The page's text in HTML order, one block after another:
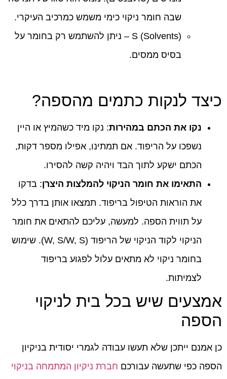
שבה חומר ניקוי כימי משמש כמרכיב העיקרי.
S (Solvents) – ניתן להשתמש רק בחומר על
בסיס ממסים.
כיצד לנקות כתמים מהספה?
נקו את הכתם במהירות: נקו מיד כשהמיץ או היין
נשפכו על הריפוד. אם תמתינו, אפילו מספר דקות,
הכתם ישקע לתוך הבד ויהיה קשה להסירו.
התאימו את חומר הניקוי להמלצות היצרן: בדקו
את הוראות הטיפול בריפוד. תמצאו אותן בדרך כלל
על תווית הספה. למעשה, עליכם להתאים את חומר
הניקוי לקוד הניקוי של הריפוד (W, S/W, S). שימוש
בחומר ניקוי לא מתאים עלול לפגוע בריפוד
לצמיתות.
אמצעים שיש בכל בית לניקוי
הספה
כן אמנם ייתכן שלא תעשו עבודה לגמרי יסודית בניקיון
הספה כפי שתעשה עבורכם חברת ניקיון המתמחה בניקוי